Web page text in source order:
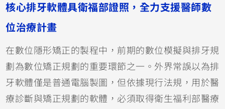
核心排牙軟體具衛福部證照，全力支援醫師數
位治療計畫
在數位隱形矯正的製程中，前期的數位模擬與排牙規
劃為數位矯正規劃的重要環節之一。外界常誤以為排
牙軟體僅是普通電腦製圖，但依據現行法規，用於醫
療診斷與矯正規劃的軟體，必須取得衛生福利部醫療